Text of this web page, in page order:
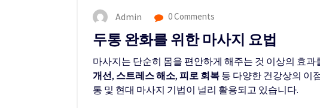
Admin 0 Comments
두통 완화를 위한 마사지 요법
마사지는 단순히 몸을 편안하게 해주는 것 이상의 효과
개선, 스트레스 해소, 피로 회복 등 다양한 건강상의 이
통 및 현대 마사지 기법이 널리 활용되고 있습니다.